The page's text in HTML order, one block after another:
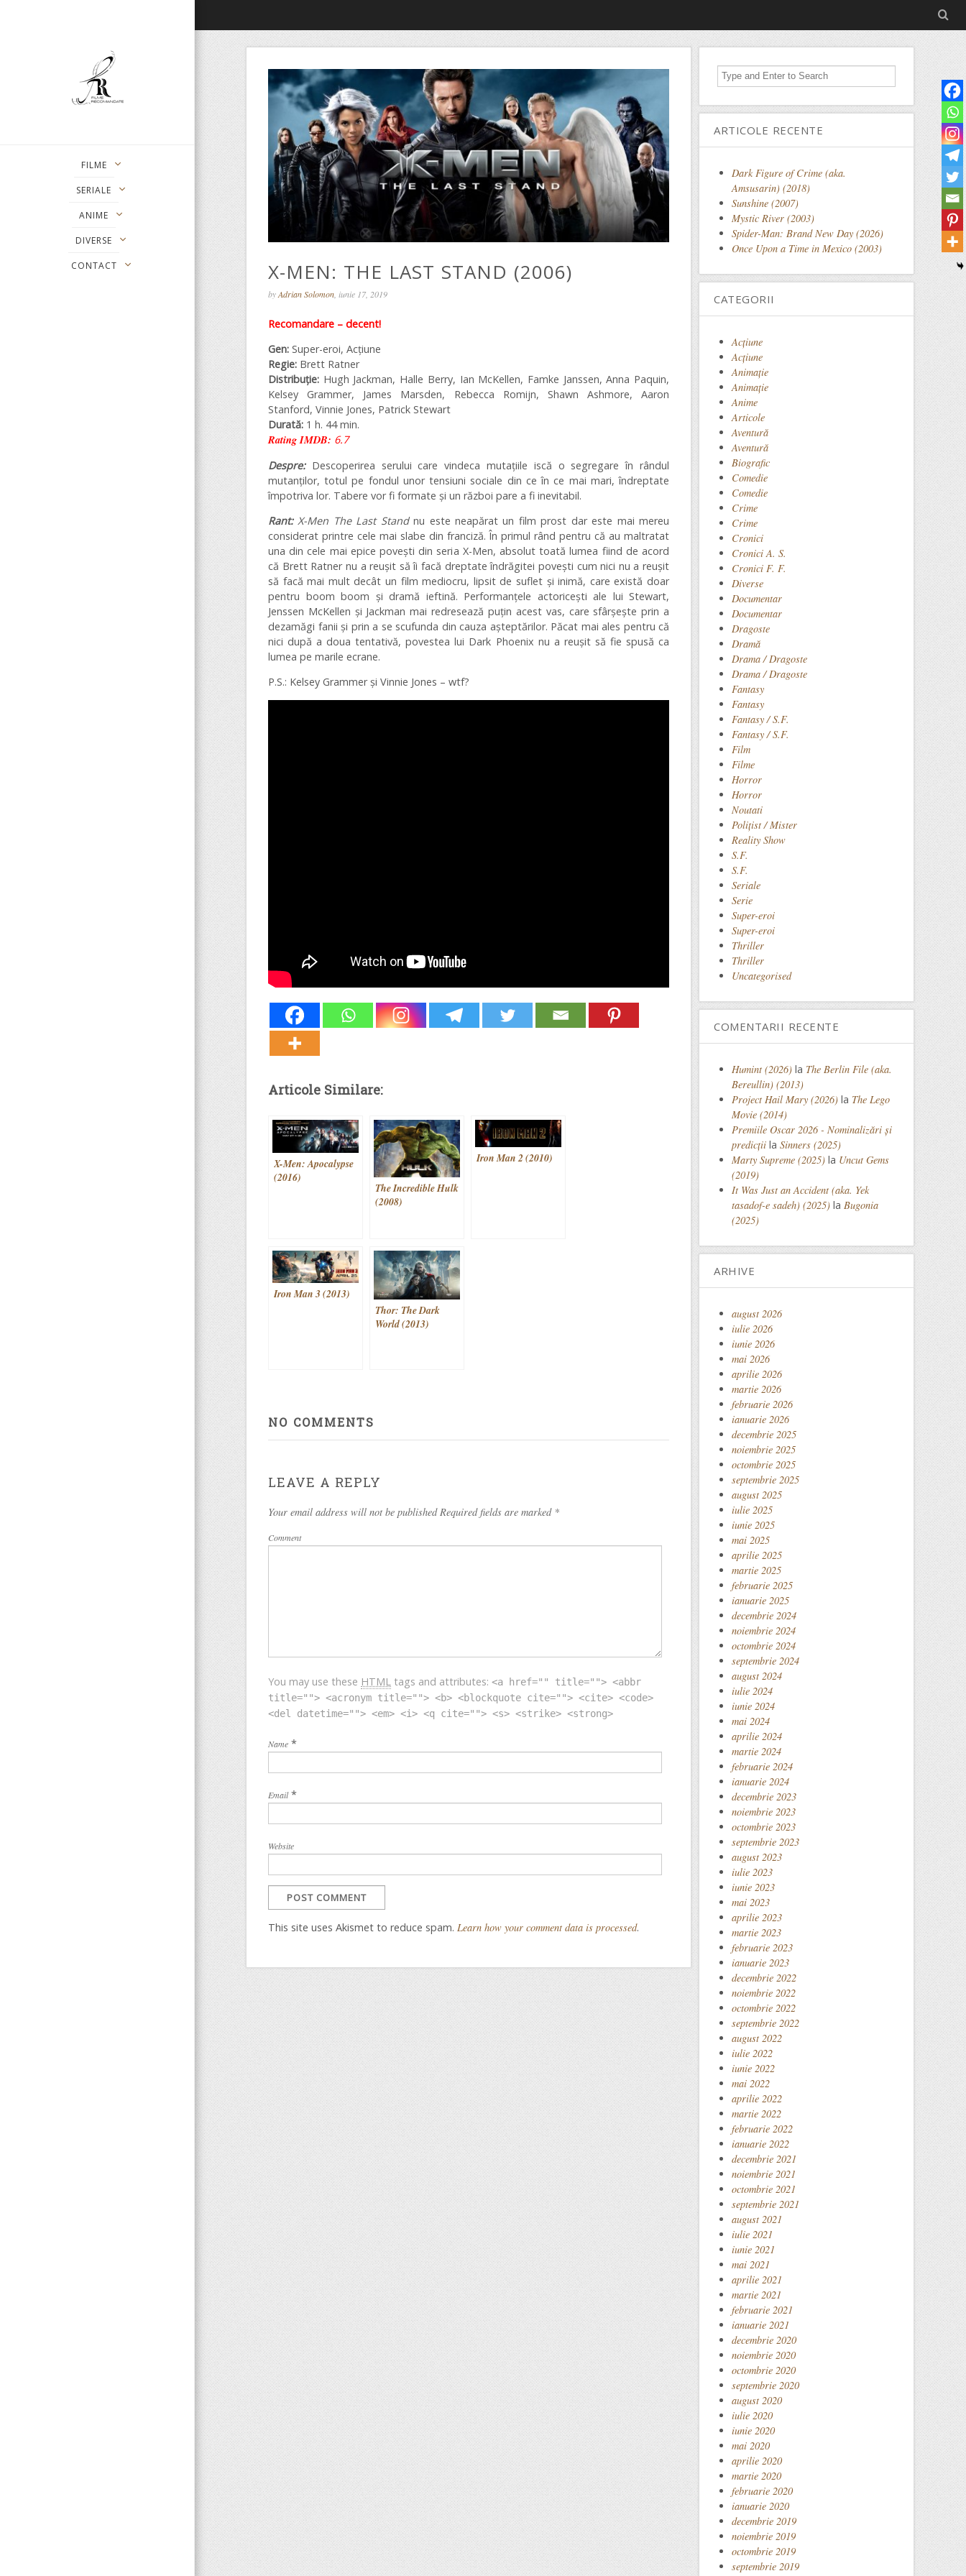
FILME
SERIALE
ANIME
DIVERSE
CONTACT X-MEN: THE LAST STAND (2006)
byAdrian Solomon , iunie 17, 2019
Recomandare – decent!
Gen: Super-eroi, Acțiune
Regie: Brett Ratner
Distribuție: Hugh Jackman, Halle Berry, Ian McKellen, Famke Janssen, Anna Paquin,
Kelsey Grammer, James Marsden, Rebecca Romijn, Shawn Ashmore, Aaron
Stanford, Vinnie Jones, Patrick Stewart
Durată: 1 h. 44 min.
Rating IMDB: 6.7
Despre: Descoperirea serului care vindeca mutațiile iscă o segregare în rândul
mutanților, totul pe fondul unor tensiuni sociale din ce în ce mai mari, îndreptate
împotriva lor. Tabere vor fi formate și un război pare a fi inevitabil.
Rant:X-Men The Last Standnu este neapărat un film prost dar este mai mereu
considerat printre cele mai slabe din franciză. În primul rând pentru că au maltratat
una din cele mai epice povești din seria X-Men, absolut toată lumea fiind de acord
că Brett Ratner nu a reușit să îi facă dreptate îndrăgitei povești cum nici nu a reușit
să facă mai mult decât un film mediocru, lipsit de suflet și inimă, care există doar
pentru boom boom și dramă ieftină. Performanțele actoricești ale lui Stewart,
Jenssen McKellen și Jackman mai redresează puțin acest vas, care sfârșește prin a
dezamăgi fanii și prin a se scufunda din cauza așteptărilor. Păcat mai ales pentru că
nici după a doua tentativă, povestea lui Dark Phoenix nu a reușit să fie spusă ca
lumea pe marile ecrane.
P.S.: Kelsey Grammer și Vinnie Jones – wtf?
Articole Similare:
X-Men: Apocalypse
(2016)
The Incredible Hulk
(2008)
Iron Man 2 (2010)
Iron Man 3 (2013)
Thor: The Dark
World (2013)
NO COMMENTS
LEAVE A REPLY
Your email address will not be published Required fields are marked *
Comment
You may use these HTML tags and attributes: <a href="" title=""> <abbr
title=""> <acronym title=""> <b> <blockquote cite=""> <cite> <code>
<del datetime=""> <em> <i> <q cite=""> <s> <strike> <strong>
Name *
Email *
Website
This site uses Akismet to reduce spam. Learn how your comment data is processed.
ARTICOLE RECENTE
Dark Figure of Crime (aka.
Amsusarin) (2018)
Sunshine (2007)
Mystic River (2003)
Spider-Man: Brand New Day (2026)
Once Upon a Time in Mexico (2003)
CATEGORII
Acţiune
Acțiune
Animaţie
Animație
Anime
Articole
Aventură
Aventură
Biografic
Comedie
Comedie
Crime
Crime
Cronici
Cronici A. S.
Cronici F. F.
Diverse
Documentar
Documentar
Dragoste
Dramă
Drama / Dragoste
Drama / Dragoste
Fantasy
Fantasy
Fantasy / S.F.
Fantasy / S.F.
Film
Filme
Horror
Horror
Noutati
Polițist / Mister
Reality Show
S.F.
S.F.
Seriale
Serie
Super-eroi
Super-eroi
Thriller
Thriller
Uncategorised
COMENTARII RECENTE
Humint (2026) la The Berlin File (aka.
Bereullin) (2013)
Project Hail Mary (2026) la The Lego
Movie (2014)
Premiile Oscar 2026 - Nominalizări și
predicții la Sinners (2025)
Marty Supreme (2025) la Uncut Gems
(2019)
It Was Just an Accident (aka. Yek
tasadof-e sadeh) (2025) la Bugonia
(2025)
ARHIVE
august 2026
iulie 2026
iunie 2026
mai 2026
aprilie 2026
martie 2026
februarie 2026
ianuarie 2026
decembrie 2025
noiembrie 2025
octombrie 2025
septembrie 2025
august 2025
iulie 2025
iunie 2025
mai 2025
aprilie 2025
martie 2025
februarie 2025
ianuarie 2025
decembrie 2024
noiembrie 2024
octombrie 2024
septembrie 2024
august 2024
iulie 2024
iunie 2024
mai 2024
aprilie 2024
martie 2024
februarie 2024
ianuarie 2024
decembrie 2023
noiembrie 2023
octombrie 2023
septembrie 2023
august 2023
iulie 2023
iunie 2023
mai 2023
aprilie 2023
martie 2023
februarie 2023
ianuarie 2023
decembrie 2022
noiembrie 2022
octombrie 2022
septembrie 2022
august 2022
iulie 2022
iunie 2022
mai 2022
aprilie 2022
martie 2022
februarie 2022
ianuarie 2022
decembrie 2021
noiembrie 2021
octombrie 2021
septembrie 2021
august 2021
iulie 2021
iunie 2021
mai 2021
aprilie 2021
martie 2021
februarie 2021
ianuarie 2021
decembrie 2020
noiembrie 2020
octombrie 2020
septembrie 2020
august 2020
iulie 2020
iunie 2020
mai 2020
aprilie 2020
martie 2020
februarie 2020
ianuarie 2020
decembrie 2019
noiembrie 2019
octombrie 2019
septembrie 2019